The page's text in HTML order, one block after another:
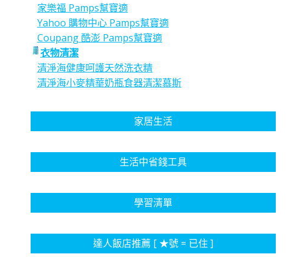
家樂福 Pamps幫寶適
Yahoo 購物中心 Pamps幫寶適
Coupang 酷澎 Pamps幫寶適
衣物清潔
清淨海健康呵護天然洗衣精
清淨海小麥精華奶瓶食器清潔慕斯
家居生活
生活中省錢工具
學習清單
達人飯店推薦 [ ★號 = 已住 ]